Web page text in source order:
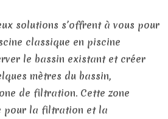
solutions s’offrent à vous pour
classique en piscine
le bassin existant et créer
mètres du bassin,
de filtration. Cette zone
pour la filtration et la